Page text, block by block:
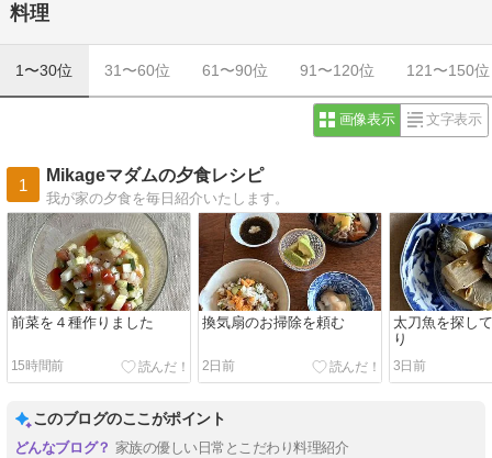
料理
1〜30位 31〜60位 61〜90位 91〜120位 121〜150位
画像表示 文字表示
1
Mikageマダムの夕食レシピ
我が家の夕食を毎日紹介いたします。
前菜を４種作りました
15時間前
換気扇のお掃除を頼む
2日前
太刀魚を探し
り
3日前
このブログのここがポイント
家族の優しい日常とこだわり料理紹介